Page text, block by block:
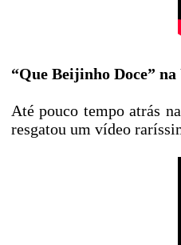
“Que Beijinho Doce”
Até pouco tempo atrás
resgatou um vídeo